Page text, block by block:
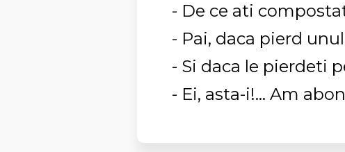
- De ce ati
- Pai, daca pierd
- Si daca le pierdeti
- Ei, asta-i!... Am